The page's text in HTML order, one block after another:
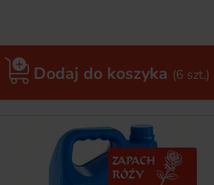
Dodaj do koszyka (6 szt.)